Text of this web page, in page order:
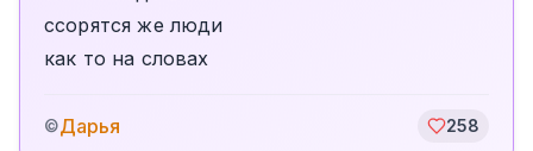
ссорятся же люди
как то на словах
©Дарья 258